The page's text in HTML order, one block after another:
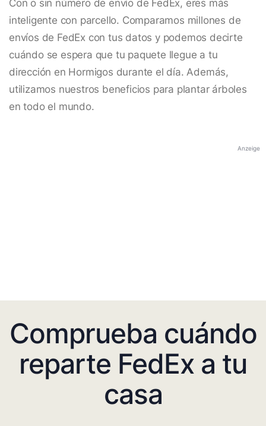
Con o sin número de envío de FedEx, eres más
inteligente con parcello. Comparamos millones de
envíos de FedEx con tus datos y podemos decirte
cuándo se espera que tu paquete llegue a tu
dirección en Hormigos durante el día. Además,
utilizamos nuestros beneficios para plantar árboles
en todo el mundo.
Anzeige
Comprueba cuándo
reparte FedEx a tu
casa